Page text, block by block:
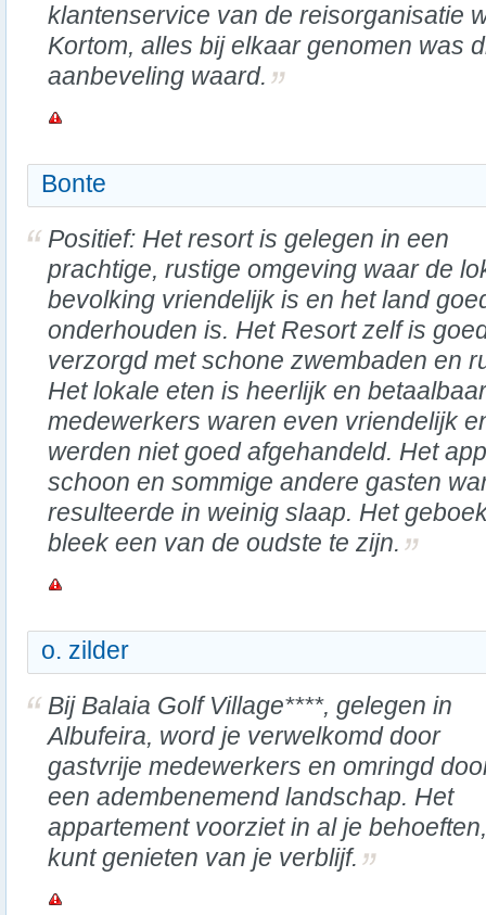
klantenservice van de reisorganisatie
Kortom, alles bij elkaar genomen was
aanbeveling waard.
Bonte
Positief: Het resort is gelegen in een
prachtige, rustige omgeving waar de
bevolking vriendelijk is en het land
onderhouden is. Het Resort zelf is
verzorgd met schone zwembaden en
Het lokale eten is heerlijk en
medewerkers waren even vriendelijk
werden niet goed afgehandeld. Het
schoon en sommige andere gasten
resulteerde in weinig slaap. Het
bleek een van de oudste te zijn.
o. zilder
Bij Balaia Golf Village****, gelegen in
Albufeira, word je verwelkomd door
gastvrije medewerkers en omringd
een adembenemend landschap. Het
appartement voorziet in al je
kunt genieten van je verblijf.